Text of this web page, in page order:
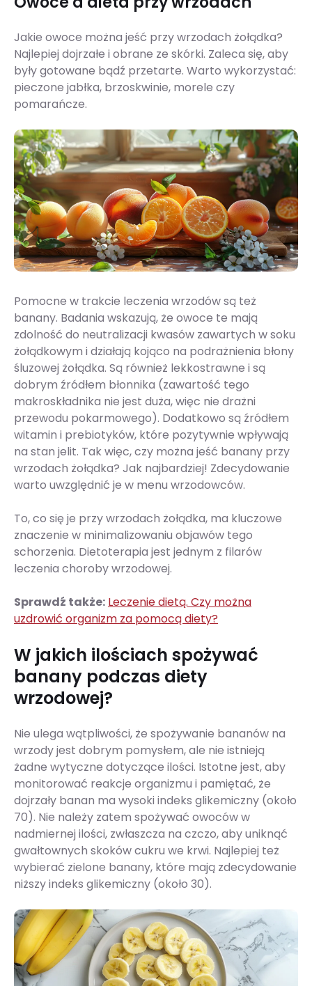
Jakie owoce można jeść przy wrzodach żołądka?
Najlepiej dojrzałe i obrane ze skórki. Zaleca się, aby
były gotowane bądź przetarte. Warto wykorzystać:
pieczone jabłka, brzoskwinie, morele czy
pomarańcze.
Pomocne w trakcie leczenia wrzodów są też
banany. Badania wskazują, że owoce te mają
zdolność do neutralizacji kwasów zawartych w soku
żołądkowym i działają kojąco na podrażnienia błony
śluzowej żołądka. Są również lekkostrawne i są
dobrym źródłem błonnika (zawartość tego
makroskładnika nie jest duża, więc nie drażni
przewodu pokarmowego). Dodatkowo są źródłem
witamin i prebiotyków, które pozytywnie wpływają
na stan jelit. Tak więc, czy można jeść banany przy
wrzodach żołądka? Jak najbardziej! Zdecydowanie
warto uwzględnić je w menu wrzodowców.
To, co się je przy wrzodach żołądka, ma kluczowe
znaczenie w minimalizowaniu objawów tego
schorzenia. Dietoterapia jest jednym z filarów
leczenia choroby wrzodowej.
Sprawdź także: Leczenie dietą. Czy można
uzdrowić organizm za pomocą diety?
W jakich ilościach spożywać
banany podczas diety
wrzodowej?
Nie ulega wątpliwości, że spożywanie bananów na
wrzody jest dobrym pomysłem, ale nie istnieją
żadne wytyczne dotyczące ilości. Istotne jest, aby
monitorować reakcje organizmu i pamiętać, że
dojrzały banan ma wysoki indeks glikemiczny (około
70). Nie należy zatem spożywać owoców w
nadmiernej ilości, zwłaszcza na czczo, aby uniknąć
gwałtownych skoków cukru we krwi. Najlepiej też
wybierać zielone banany, które mają zdecydowanie
niższy indeks glikemiczny (około 30).